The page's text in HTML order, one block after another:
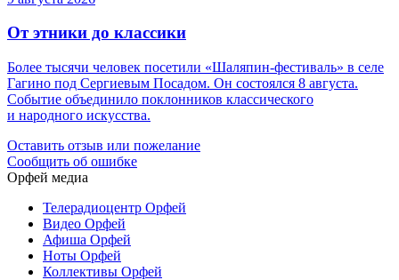
От этники до классики
Более тысячи человек посетили «Шаляпин-фестиваль» в селе
Гагино под Сергиевым Посадом. Он состоялся 8 августа.
Событие объединило поклонников классического
и народного искусства.
Оставить отзыв или пожелание
Сообщить об ошибке
Орфей медиа
Телерадиоцентр Орфей
Видео Орфей
Афиша Орфей
Ноты Орфей
Коллективы Орфей